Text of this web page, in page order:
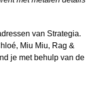
van Strategia.
Miu Miu, Rag &
je met behulp van de